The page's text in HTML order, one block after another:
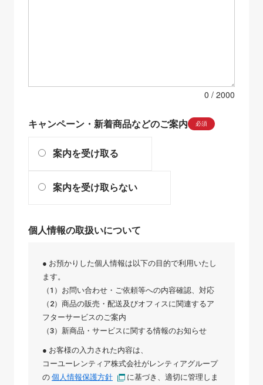
0
キャンペーン・新着商品などのご案内 必須
案内を受け取る
案内を受け取らない
個人情報の取扱いについて
● お預かりした個人情報は以下の目的で利用いたし
ます。
（1）お問い合わせ・ご依頼等への内容確認、対応
（2）商品の販売・配送及びオフィスに関連するア
フターサービスのご案内
（3）新商品・サービスに関する情報のお知らせ
● お客様の入力された内容は、
コーユーレンティア株式会社がレンティアグループ
の 個人情報保護方針
に基づき、適切に管理しま